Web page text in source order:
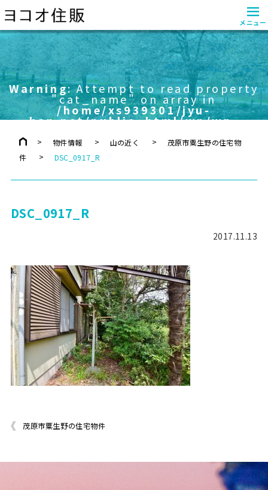
≡
メニュー
Warning: Attempt to read property
"cat_name" on array in
/home/xs939301/jyu-
han.net/public_html/wp/wp-
on line 757
物件情報 山の近く
茂原市粟生野の住宅物
件
DSC_0917_R
DSC_0917_R
2017.11.13
茂原市粟生野の住宅物件